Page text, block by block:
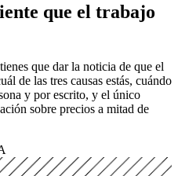
que el trabajo
que dar la noticia de que el
de las tres causas estás, cuándo
y por escrito, y el único
sobre precios a mitad de